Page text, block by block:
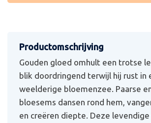
Gouden gloed omhult een trotse
blik doordringend terwijl hij rust in
weelderige bloemenzee. Paarse
bloesems dansen rond hem,
en creëren diepte. Deze levendige